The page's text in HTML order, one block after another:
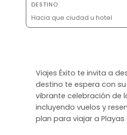
DESTINO
Viajes Éxito te invita a
destino te espera con
vibrante celebración de
incluyendo vuelos y
plan para viajar a Playas